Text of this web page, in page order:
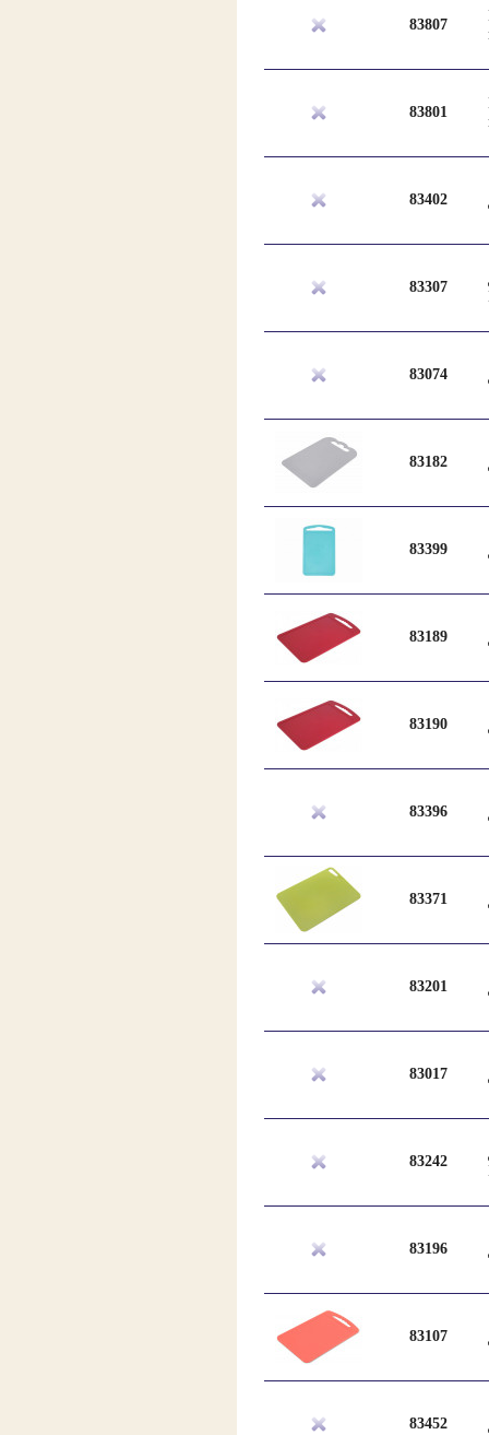
83807
83801
83402
83307
83074
83182
83399
83189
83190
83396
83371
83201
83017
83242
83196
83107
83452